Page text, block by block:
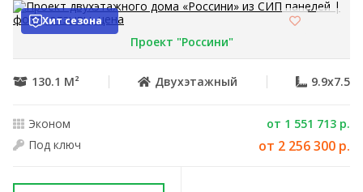
Хит сезона
Проект "Россини"
130.1 М² Двухэтажный 9.9x7.5
Эконом
от 1 551 713 р.
Под ключ
от 2 256 300 р.